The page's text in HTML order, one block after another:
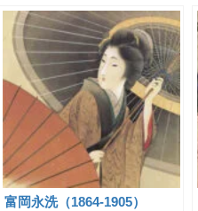
富岡永洗（1864-1905）